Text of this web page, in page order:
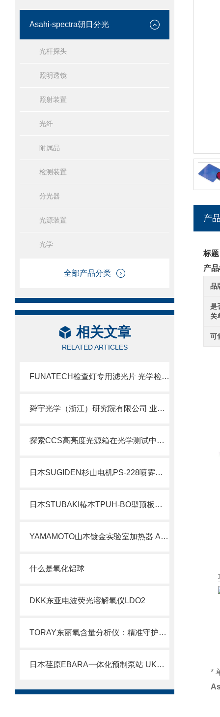
Asahi-spectra朝日分光
光杆探头
照明透镜
照射装置
光纤
附属品
检测装置
分光器
光源装置
光学
全部产品分类
相关文章
RELATED ARTICLES
FUNATECH检查灯专用滤光片 光学检测配套优化方案
舜宇光学（浙江）研究院有限公司 业务简介
探索CCS高亮度光源箱在光学测试中的重要性
日本SUGIDEN杉山电机PS-228喷雾式涂油装置
日本STUBAKI椿本TPUH-BO型顶板链北崎热卖
YAMAMOTO山本镀金实验室加热器 A-53-M1-P05WA
什么是氧化铝球
DKK东亚电波荧光溶解氧仪LDO2
TORAY东丽氧含量分析仪：精准守护气体安全
日本荏原EBARA一体化预制泵站 UKP北崎热卖
产
标
产
品
是
关
可
*